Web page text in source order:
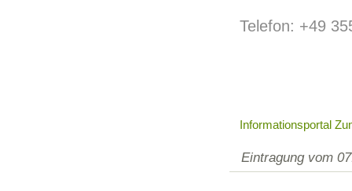
Telefon: +49
Informationsportal
Eintragung vom